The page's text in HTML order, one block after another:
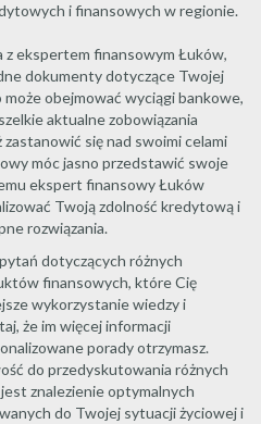
i finansowych w regionie.
ekspertem finansowym Łuków,
dokumenty dotyczące Twojej
obejmować wyciągi bankowe,
aktualne zobowiązania
się nad swoimi celami
móc jasno przedstawić swoje
ekspert finansowy Łuków
Twoją zdolność kredytową i
rozwiązania.
dotyczących różnych
finansowych, które Cię
wykorzystanie wiedzy i
że im więcej informacji
porady otrzymasz.
do przedyskutowania różnych
znalezienie optymalnych
do Twojej sytuacji życiowej i